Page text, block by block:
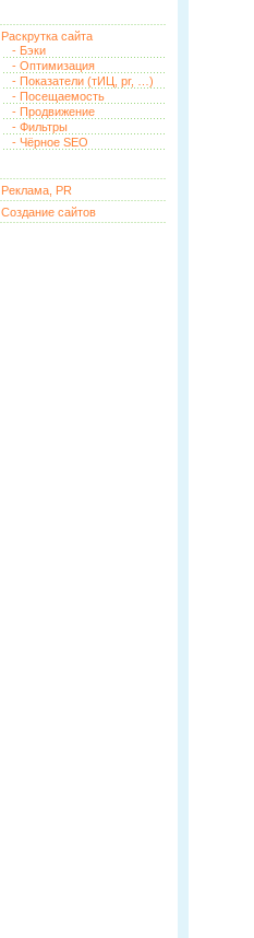
Раскрутка сайта
- Бэки
- Оптимизация
- Показатели (тИЦ, pr, …)
- Посещаемость
- Продвижение
- Фильтры
- Чёрное SEO
Реклама, PR
Создание сайтов